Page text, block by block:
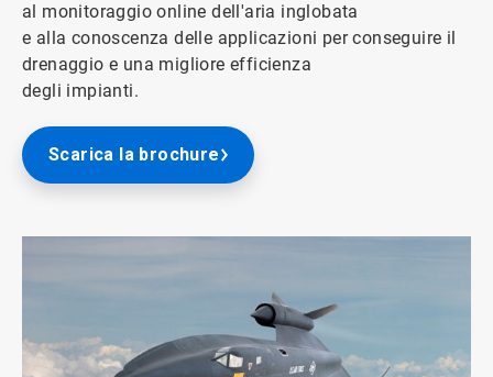
al monitoraggio online dell'aria inglobata
e alla conoscenza delle applicazioni per conseguire il
drenaggio e una migliore efficienza
degli impianti.
Scarica la brochure